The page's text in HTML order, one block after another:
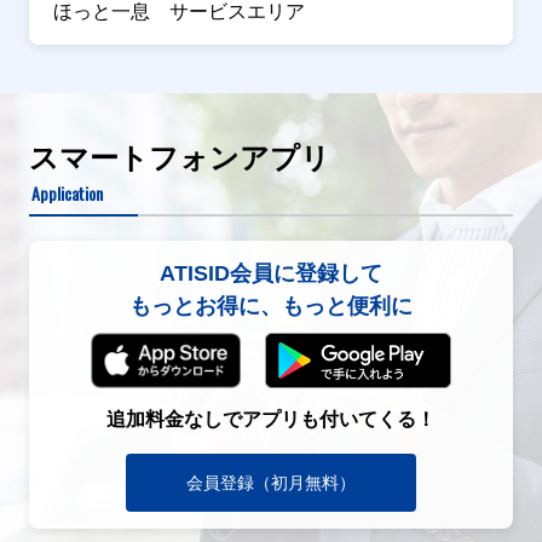
ほっと一息 サービスエリア
スマートフォンアプリ
Application
ATISID会員に登録して
もっとお得に、もっと便利に
追加料金なしでアプリも付いてくる！
会員登録（初月無料）